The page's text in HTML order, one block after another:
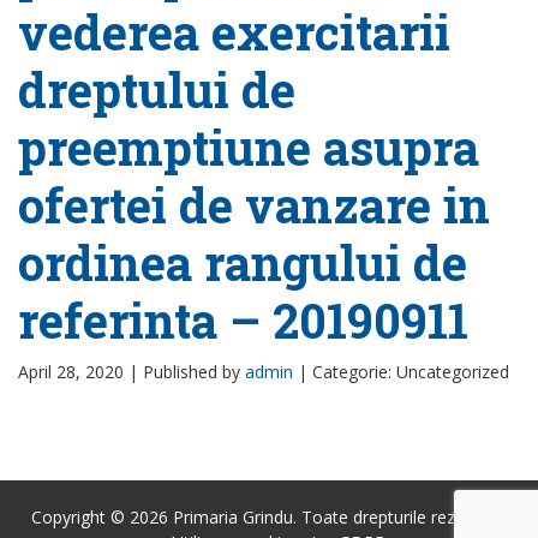
vederea exercitarii
dreptului de
preemptiune asupra
ofertei de vanzare in
ordinea rangului de
referinta – 20190911
April 28, 2020 | Published by admin | Categorie: Uncategorized
Copyright © 2026 Primaria Grindu. Toate drepturile rezervate.